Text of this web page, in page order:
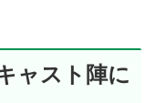
ャスト陣に